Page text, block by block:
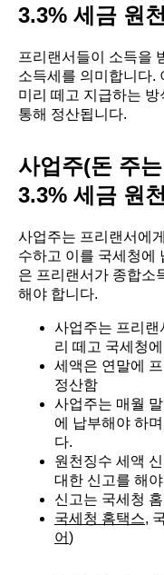
3.3% 세금 원
프리랜서들이 소득을
소득세를 의미합니다.
미리 떼고 지급하는
통해 정산됩니다.
사업주(돈 주
3.3% 세금 원
사업주는 프리랜서에
수하고 이를 국세청에
은 프리랜서가 종합소
해야 합니다.
사업주는 프리랜
리 떼고 국세청
세액은 연말에
정산함
사업주는 매월
에 납부해야 하
다.
원천징수 세액
대한 신고를 해
신고는 국세청
국세청 홈택스,
어)